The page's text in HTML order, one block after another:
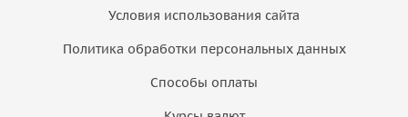
Условия использования сайта
Политика обработки персональных данных
Способы оплаты